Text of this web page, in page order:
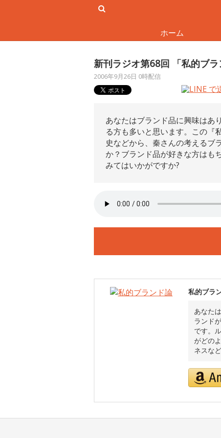
ホーム
新刊ラジオ第68回 「私的ブラ
2006年9月26日 0時配信
あなたはブランド品に興味はあ
る方も多いと思います。この『
史などから、秦さんの考えるブ
か？ブランド品が好きな方はも
みてはいかがですか?
私的ブラ
あなた
ランド
です。
がどの
ネスな